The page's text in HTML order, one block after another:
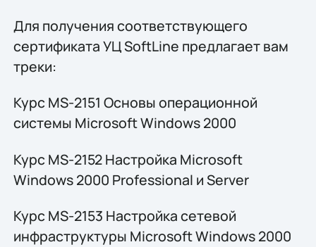
Для получения соответствующего
сертификата УЦ SoftLine предлагает вам
треки:
Курс MS-2151 Основы операционной
системы Microsoft Windows 2000
Курс MS-2152 Настройка Microsoft
Windows 2000 Professional и Server
Курс MS-2153 Настройка сетевой
инфраструктуры Microsoft Windows 2000